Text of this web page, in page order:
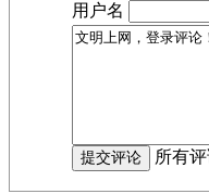
用户名
所有